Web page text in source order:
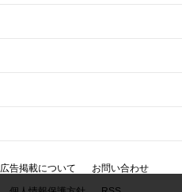
広告掲載について お問い合わせ